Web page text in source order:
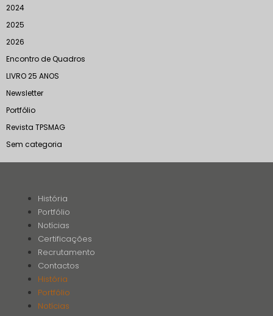
2024
2025
2026
Encontro de Quadros
LIVRO 25 ANOS
Newsletter
Portfólio
Revista TPSMAG
Sem categoria
História
Portfólio
Notícias
Certificações
Recrutamento
Contactos
História
Portfólio
Notícias